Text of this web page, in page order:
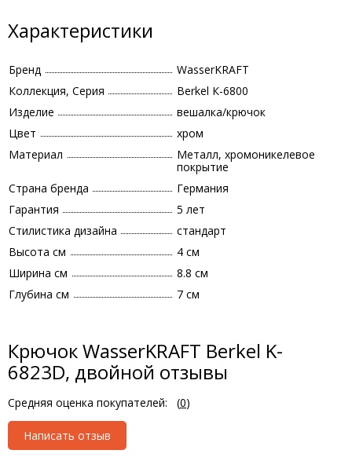
Характеристики
Бренд
WasserKRAFT
Коллекция, Серия
Berkel К-6800
Изделие
вешалка/крючок
Цвет
хром
Материал
Металл, хромоникелевое
покрытие
Страна бренда
Германия
Гарантия
5 лет
Стилистика дизайна
стандарт
Высота см
4 см
Ширина см
8.8 см
Глубина см
7 см
Крючок WasserKRAFT Berkel K-
6823D, двойной отзывы
Средняя оценка покупателей: (0)
Написать отзыв